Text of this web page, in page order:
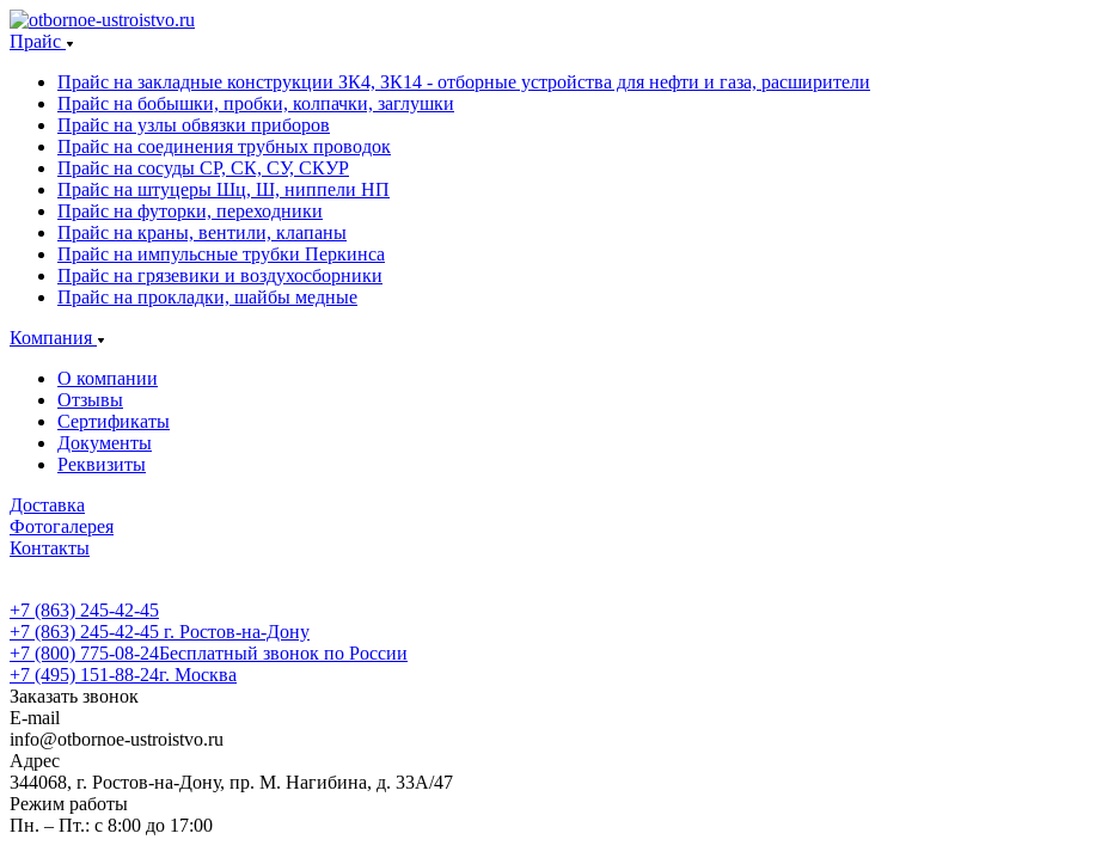
Прайс
Прайс на закладные конструкции ЗК4, ЗК14 - отборные устройства для нефти и газа, расширители
Прайс на бобышки, пробки, колпачки, заглушки
Прайс на узлы обвязки приборов
Прайс на соединения трубных проводок
Прайс на сосуды СР, СК, СУ, СКУР
Прайс на штуцеры Шц, Ш, ниппели НП
Прайс на футорки, переходники
Прайс на краны, вентили, клапаны
Прайс на импульсные трубки Перкинса
Прайс на грязевики и воздухосборники
Прайс на прокладки, шайбы медные
Компания
О компании
Отзывы
Сертификаты
Документы
Реквизиты
Доставка
Фотогалерея
Контакты
+7 (863) 245-42-45
+7 (863) 245-42-45 г. Ростов-на-Дону
+7 (800) 775-08-24Бесплатный звонок по России
+7 (495) 151-88-24г. Москва
Заказать звонок
E-mail
info@otbornoe-ustroistvo.ru
Адрес
344068, г. Ростов-на-Дону, пр. М. Нагибина, д. 33А/47
Режим работы
Пн. – Пт.: с 8:00 до 17:00